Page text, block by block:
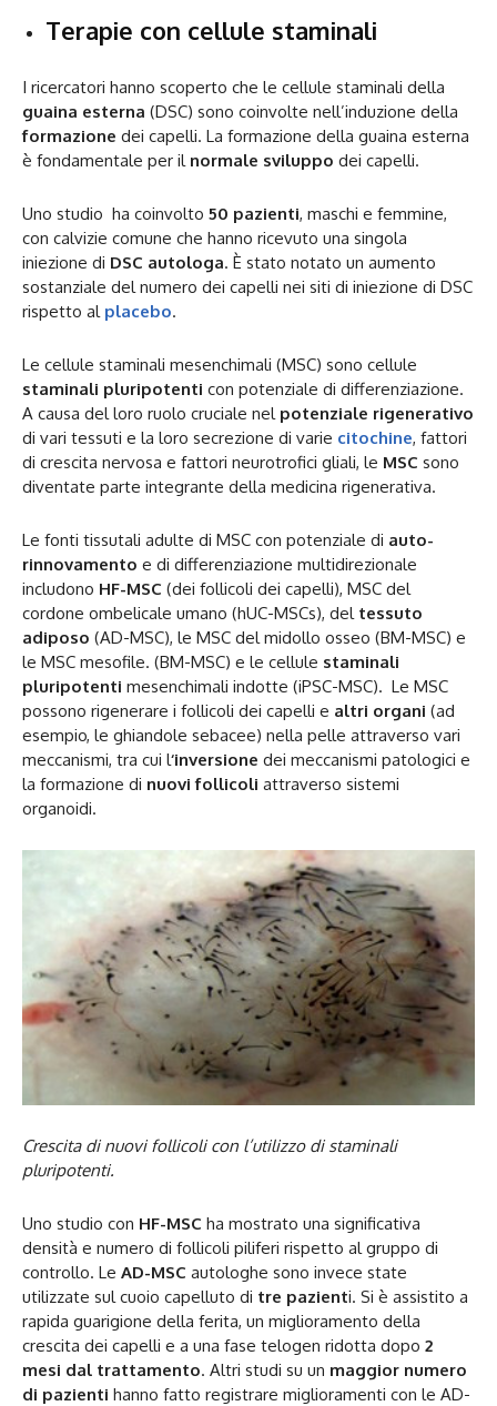
Terapie con cellule staminali
I ricercatori hanno scoperto che le cellule staminali della
guaina esterna (DSC) sono coinvolte nell’induzione della
formazione dei capelli. La formazione della guaina esterna
è fondamentale per ilnormale sviluppo dei capelli.
Uno studio ha coinvolto 50 pazienti, maschi e femmine,
con calvizie comune che hanno ricevuto una singola
iniezione di DSC autologa. È stato notato un aumento
sostanziale del numero dei capelli nei siti di iniezione di DSC
rispetto al placebo.
Le cellule staminali mesenchimali (MSC) sono cellule
staminali pluripotenti con potenziale di differenziazione.
A causa del loro ruolo cruciale nel potenziale rigenerativo
di vari tessuti e la loro secrezione di varie citochine, fattori
di crescita nervosa e fattori neurotrofici gliali, le MSC sono
diventate parte integrante della medicina rigenerativa.
Le fonti tissutali adulte di MSC con potenziale di auto-
rinnovamento e di differenziazione multidirezionale
includono HF-MSC (dei follicoli dei capelli), MSC del
cordone ombelicale umano (hUC-MSCs), del tessuto
adiposo (AD-MSC), le MSC del midollo osseo (BM-MSC) e
le MSC mesofile. (BM-MSC) e le cellule staminali
pluripotenti mesenchimali indotte (iPSC-MSC). Le MSC
possono rigenerare i follicoli dei capelli e altri organi (ad
esempio, le ghiandole sebacee) nella pelle attraverso vari
meccanismi, tra cui l‘inversione dei meccanismi patologici e
la formazione di nuovi follicoli attraverso sistemi
organoidi.
Crescita di nuovi follicoli con l’utilizzo di staminali
pluripotenti.
Uno studio con HF-MSC ha mostrato una significativa
densità e numero di follicoli piliferi rispetto al gruppo di
controllo. Le AD-MSC autologhe sono invece state
utilizzate sul cuoio capelluto di tre pazienti. Si è assistito a
rapida guarigione della ferita, un miglioramento della
crescita dei capelli e a una fase telogen ridotta dopo 2
mesi dal trattamento. Altri studi su un maggior numero
di pazienti hanno fatto registrare miglioramenti con le AD-